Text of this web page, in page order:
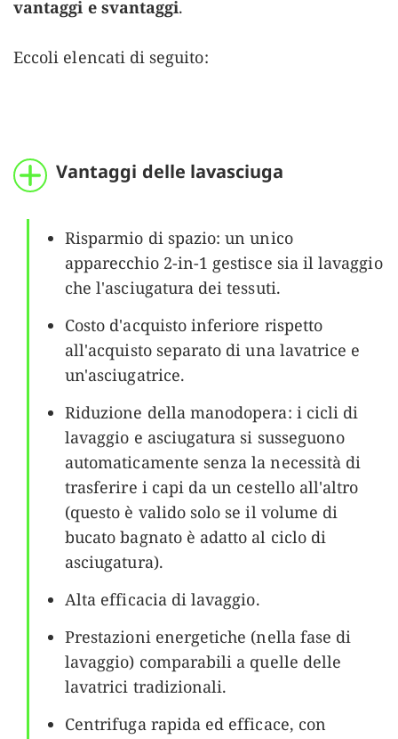
vantaggi e svantaggi.
Eccoli elencati di seguito:
Vantaggi delle lavasciuga
Risparmio di spazio: un unico
apparecchio 2-in-1 gestisce sia il lavaggio
che l'asciugatura dei tessuti.
Costo d'acquisto inferiore rispetto
all'acquisto separato di una lavatrice e
un'asciugatrice.
Riduzione della manodopera: i cicli di
lavaggio e asciugatura si susseguono
automaticamente senza la necessità di
trasferire i capi da un cestello all'altro
(questo è valido solo se il volume di
bucato bagnato è adatto al ciclo di
asciugatura).
Alta efficacia di lavaggio.
Prestazioni energetiche (nella fase di
lavaggio) comparabili a quelle delle
lavatrici tradizionali.
Centrifuga rapida ed efficace, con